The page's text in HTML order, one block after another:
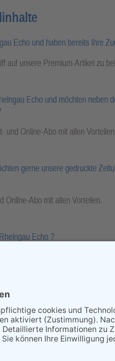
Echo und haben bereits Ihre
auf unsere Premium-Artikel zu
Echo und möchten neben
und Online-Abo mit allen
gerne unsere gedruckte
Online-Abo mit allen Vorteilen.
Echo ?
vorbehalten - Rheingau
Telefon: (06722) 99 66 - 0,